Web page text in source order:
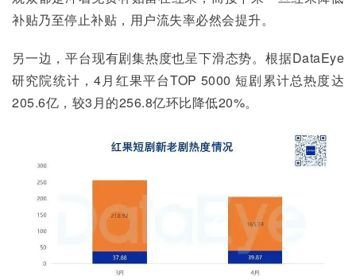
补贴乃至停止补贴，用户流失率必然会提升。
另一边，平台现有剧集热度也呈下滑态势。根据DataEye
研究院统计，4月红果平台TOP 5000 短剧累计总热度达
205.6亿，较3月的256.8亿环比降低20%。